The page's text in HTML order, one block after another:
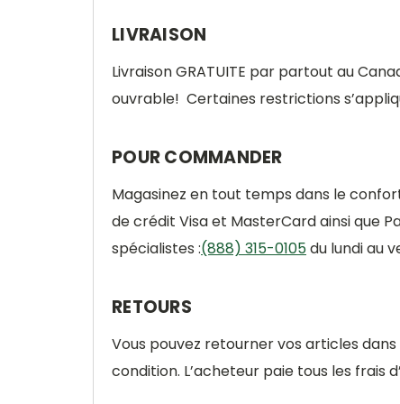
LIVRAISON
LivraisonGRATUITE par partout au
ouvrable! Certaines restrictions
POUR COMMANDER
Magasinez en tout temps dans le
de crédit Visa et MasterCard ainsi que
spécialistes :(888) 315-0105du lundi au
RETOURS
Vous pouvez retourner vos articles
condition. L’acheteur paie tous les frais